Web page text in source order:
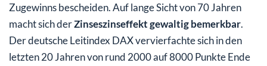
Zugewinns bescheiden. Auf lange Sicht von 70 Jahren
macht sich derZinseszinseffekt gewaltig bemerkbar.
Der deutsche Leitindex DAX vervierfachte sich in den
letzten 20 Jahren von rund 2000 auf 8000 Punkte Ende